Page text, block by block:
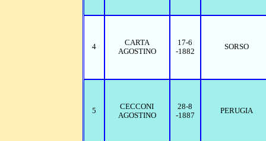
4
CARTA
AGOSTINO
17-6
-1882
SORSO
5
CECCONI
AGOSTINO
28-8
-1887
PERUGIA